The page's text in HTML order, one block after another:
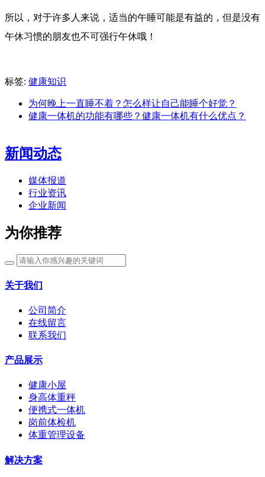
所以，对于许多人来说，适当的午睡可能是有益的，但是没有
午休习惯的朋友也不可强行午休哦！
标签: 健康知识
为何晚上一直睡不着？怎么样让自己能睡个好觉？
健康一体机的功能有哪些？健康一体机有什么优点？
新闻动态
媒体报道
行业资讯
企业新闻
为你推荐
关于我们
公司简介
在线留言
联系我们
产品展示
健康小屋
身高体重秤
便携式一体机
岗前体检机
体重管理设备
解决方案